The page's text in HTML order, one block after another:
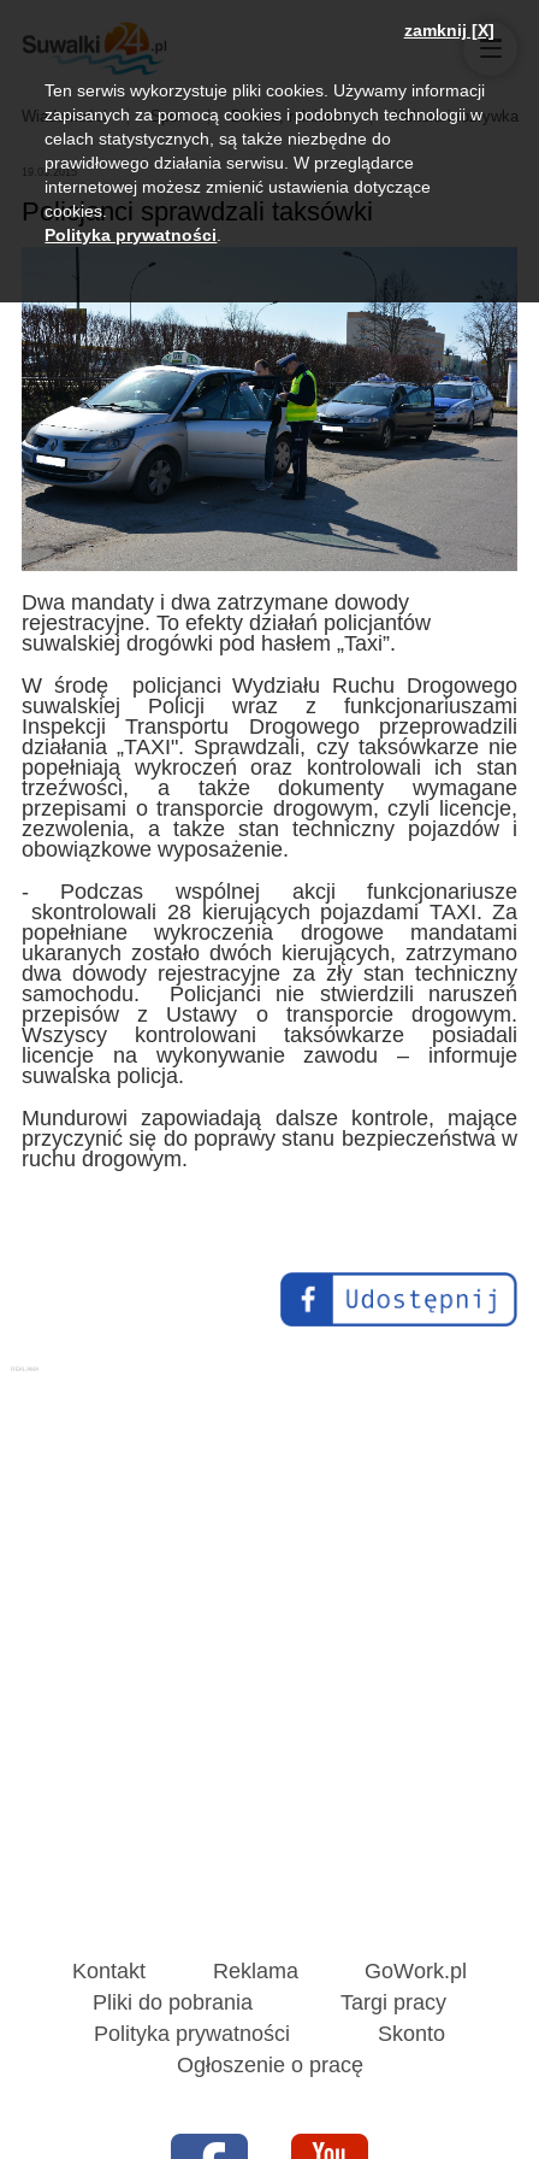
Wiadomości Sport Biznes, rolnictwo Kultura i rozrywka
19.03.2015
Policjanci sprawdzali taksówki
Dwa mandaty i dwa zatrzymane dowody
rejestracyjne. To efekty działań policjantów
suwalskiej drogówki pod hasłem „Taxi”.
W środę policjanci Wydziału Ruchu Drogowego
suwalskiej Policji wraz z funkcjonariuszami
Inspekcji Transportu Drogowego przeprowadzili
działania „TAXI". Sprawdzali, czy taksówkarze nie
popełniają wykroczeń oraz kontrolowali ich stan
trzeźwości, a także dokumenty wymagane
przepisami o transporcie drogowym, czyli licencje,
zezwolenia, a także stan techniczny pojazdów i
obowiązkowe wyposażenie.
- Podczas wspólnej akcji funkcjonariusze
skontrolowali 28 kierujących pojazdami TAXI. Za
popełniane wykroczenia drogowe mandatami
ukaranych zostało dwóch kierujących, zatrzymano
dwa dowody rejestracyjne za zły stan techniczny
samochodu. Policjanci nie stwierdzili naruszeń
przepisów z Ustawy o transporcie drogowym.
Wszyscy kontrolowani taksówkarze posiadali
licencje na wykonywanie zawodu – informuje
suwalska policja.
Mundurowi zapowiadają dalsze kontrole, mające
przyczynić się do poprawy stanu bezpieczeństwa w
ruchu drogowym.
Kontakt Reklama
GoWork.pl
Pliki do pobrania
Targi pracy
Polityka prywatności
Skonto
Ogłoszenie o pracę
zamknij [X]
Ten serwis wykorzystuje pliki cookies. Używamy informacji
zapisanych za pomocą cookies i podobnych technologii w
celach statystycznych, są także niezbędne do
prawidłowego działania serwisu. W przeglądarce
internetowej możesz zmienić ustawienia dotyczące
cookies.
Polityka prywatności